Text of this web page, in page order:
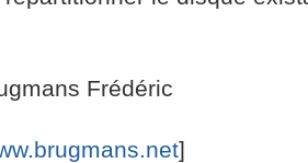
Frédéric
]